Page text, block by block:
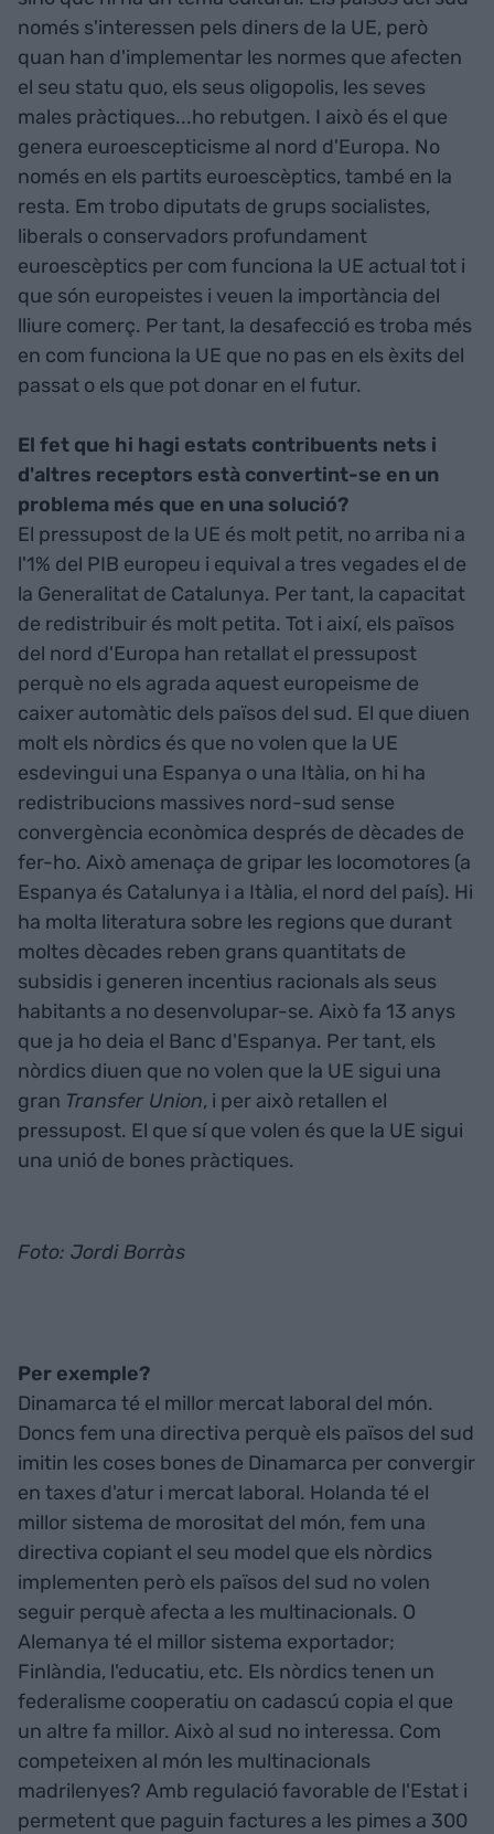
només s'interessen pels diners de la UE, però
quan han d'implementar les normes que afecten
el seu statu quo, els seus oligopolis, les seves
males pràctiques...ho rebutgen. I això és el que
genera euroescepticisme al nord d'Europa. No
només en els partits euroescèptics, també en la
resta. Em trobo diputats de grups socialistes,
liberals o conservadors profundament
euroescèptics per com funciona la UE actual tot i
que són europeistes i veuen la importància del
lliure comerç. Per tant, la desafecció es troba més
en com funciona la UE que no pas en els èxits del
passat o els que pot donar en el futur.
El fet que hi hagi estats contribuents nets i
d'altres receptors està convertint-se en un
problema més que en una solució?
El pressupost de la UE és molt petit, no arriba ni a
l'1% del PIB europeu i equival a tres vegades el de
la Generalitat de Catalunya. Per tant, la capacitat
de redistribuir és molt petita. Tot i així, els països
del nord d'Europa han retallat el pressupost
perquè no els agrada aquest europeisme de
caixer automàtic dels països del sud. El que diuen
molt els nòrdics és que no volen que la UE
esdevingui una Espanya o una Itàlia, on hi ha
redistribucions massives nord-sud sense
convergència econòmica després de dècades de
fer-ho. Això amenaça de gripar les locomotores (a
Espanya és Catalunya i a Itàlia, el nord del país). Hi
ha molta literatura sobre les regions que durant
moltes dècades reben grans quantitats de
subsidis i generen incentius racionals als seus
habitants a no desenvolupar-se. Això fa 13 anys
que ja ho deia el Banc d'Espanya. Per tant, els
nòrdics diuen que no volen que la UE sigui una
gran Transfer Union, i per això retallen el
pressupost. El que sí que volen és que la UE sigui
una unió de bones pràctiques.
Foto: Jordi Borràs
Per exemple?
Dinamarca té el millor mercat laboral del món.
Doncs fem una directiva perquè els països del sud
imitin les coses bones de Dinamarca per convergir
en taxes d'atur i mercat laboral. Holanda té el
millor sistema de morositat del món, fem una
directiva copiant el seu model que els nòrdics
implementen però els països del sud no volen
seguir perquè afecta a les multinacionals. O
Alemanya té el millor sistema exportador;
Finlàndia, l'educatiu, etc. Els nòrdics tenen un
federalisme cooperatiu on cadascú copia el que
un altre fa millor. Això al sud no interessa. Com
competeixen al món les multinacionals
madrilenyes? Amb regulació favorable de l'Estat i
permetent que paguin factures a les pimes a 300